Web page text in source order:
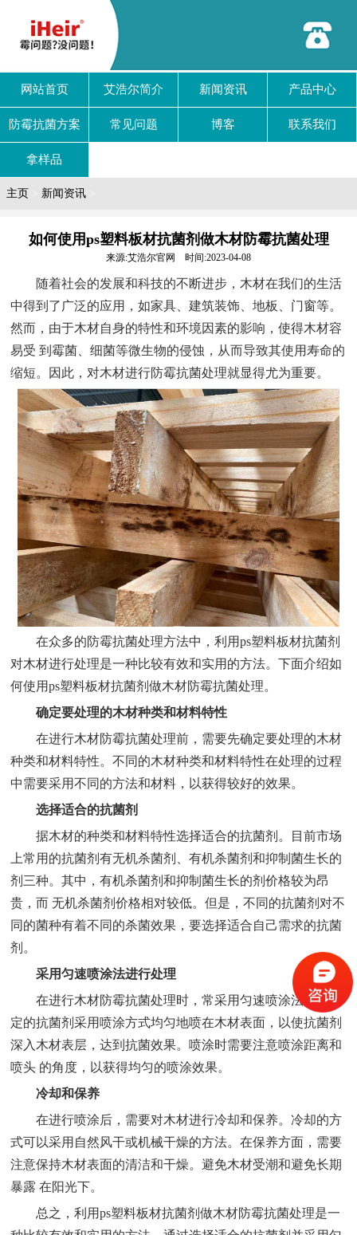
网站首页 艾浩尔简介 新闻资讯 产品中心
防霉抗菌方案 常见问题 博客 联系我们
拿样品
主页 新闻资讯
如何使用ps塑料板材抗菌剂做木材防霉抗菌处理
来源:艾浩尔官网 时间:2023-04-08
随着社会的发展和科技的不断进步，木材在我们的生活
中得到了广泛的应用，如家具、建筑装饰、地板、门窗等。
然而，由于木材自身的特性和环境因素的影响，使得木材容
易受 到霉菌、细菌等微生物的侵蚀，从而导致其使用寿命的
缩短。因此，对木材进行防霉抗菌处理就显得尤为重要。
在众多的防霉抗菌处理方法中，利用ps塑料板材抗菌剂
对木材进行处理是一种比较有效和实用的方法。下面介绍如
何使用ps塑料板材抗菌剂做木材防霉抗菌处理。
确定要处理的木材种类和材料特性
在进行木材防霉抗菌处理前，需要先确定要处理的木材
种类和材料特性。不同的木材种类和材料特性在处理的过程
中需要采用不同的方法和材料，以获得较好的效果。
选择适合的抗菌剂
据木材的种类和材料特性选择适合的抗菌剂。目前市场
上常用的抗菌剂有无机杀菌剂、有机杀菌剂和抑制菌生长的
剂三种。其中，有机杀菌剂和抑制菌生长的剂价格较为昂
贵，而 无机杀菌剂价格相对较低。但是，不同的抗菌剂对不
同的菌种有着不同的杀菌效果，要选择适合自己需求的抗菌
剂。
采用匀速喷涂法进行处理
在进行木材防霉抗菌处理时，常采用匀速喷涂法。将选
定的抗菌剂采用喷涂方式均匀地喷在木材表面，以使抗菌剂
深入木材表层，达到抗菌效果。喷涂时需要注意喷涂距离和
喷头 的角度，以获得均匀的喷涂效果。
冷却和保养
在进行喷涂后，需要对木材进行冷却和保养。冷却的方
式可以采用自然风干或机械干燥的方法。在保养方面，需要
注意保持木材表面的清洁和干燥。避免木材受潮和避免长期
暴露 在阳光下。
总之，利用ps塑料板材抗菌剂做木材防霉抗菌处理是一